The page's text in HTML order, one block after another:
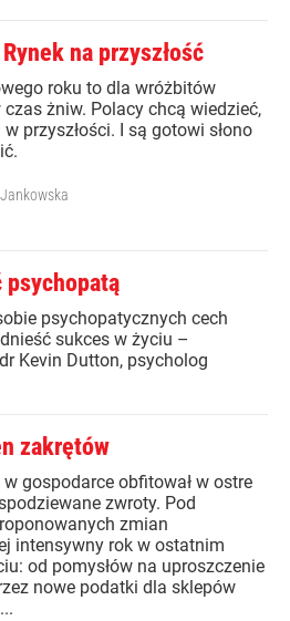
na przyszłość
roku to dla wróżbitów
żniw. Polacy chcą wiedzieć,
przyszłości. I są gotowi słono
psychopatą
psychopatycznych cech
sukces w życiu –
Kevin Dutton, psycholog
zakrętów
gospodarce obfitował w ostre
zwroty. Pod
zmian
intensywny rok w ostatnim
od pomysłów na uproszczenie
nowe podatki dla sklepów